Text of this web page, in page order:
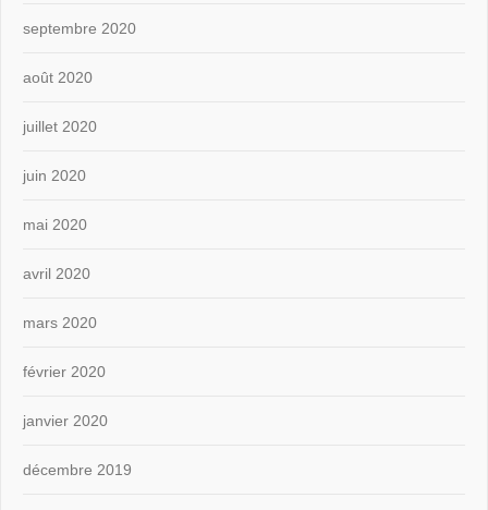
septembre 2020
août 2020
juillet 2020
juin 2020
mai 2020
avril 2020
mars 2020
février 2020
janvier 2020
décembre 2019